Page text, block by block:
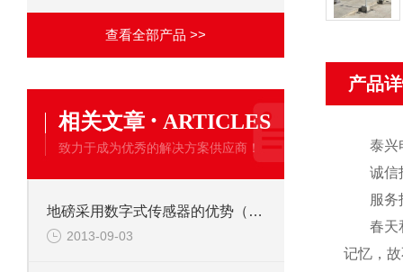
查看全部产品 >>
相关文章 · ARTICLES
致力于成为优秀的解决方案供应商！
地磅采用数字式传感器的优势（二）
2013-09-03
产品
泰兴
诚信
服务
春天
记忆，